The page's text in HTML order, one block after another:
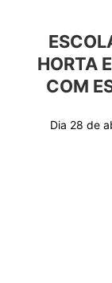
HORTA
COM
Dia 28 de